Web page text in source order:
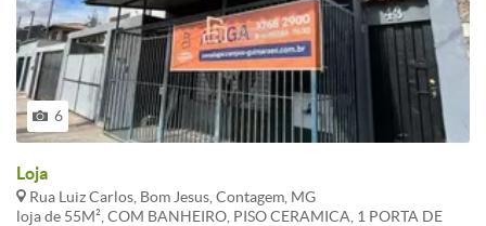
6
Loja
Rua Luiz Carlos, Bom Jesus, Contagem, MG
loja de 55M², COM BANHEIRO, PISO CERAMICA, 1 PORTA DE